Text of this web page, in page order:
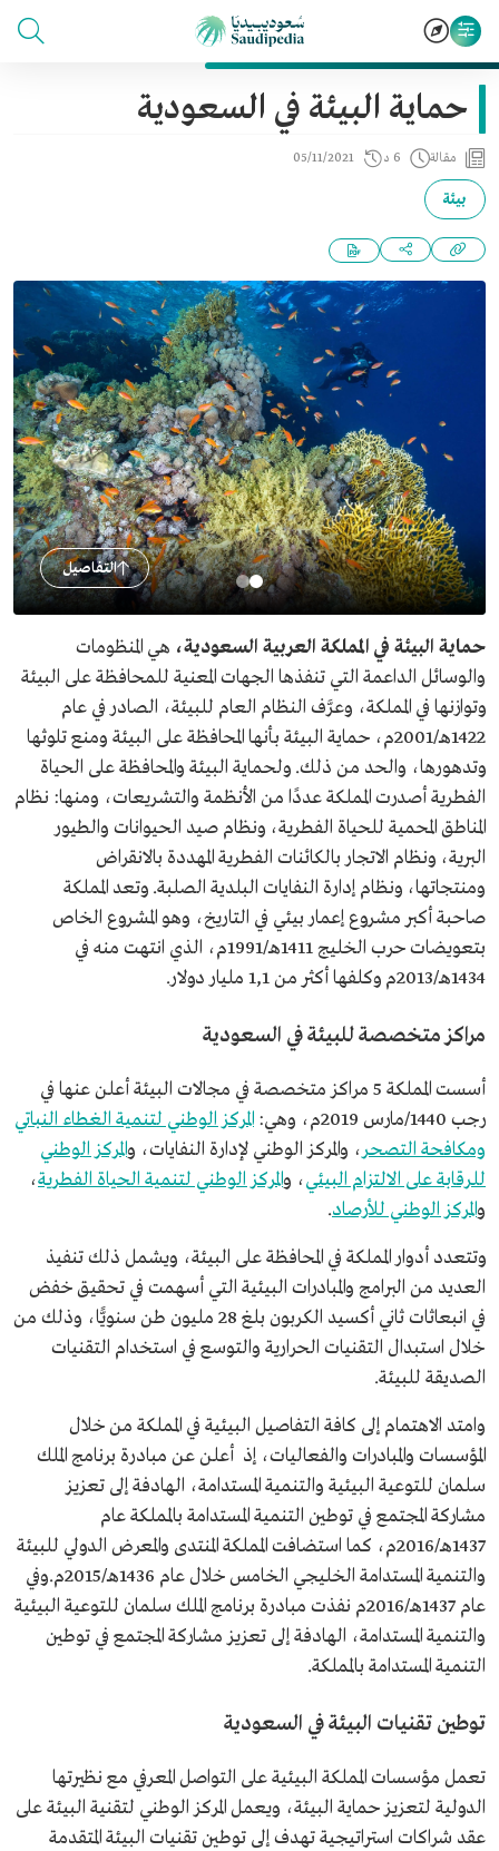
حماية البيئة في السعودية
مقالة 6 د 05/11/2021
بيئة
التفاصيل
حماية البيئة في المملكة العربية السعودية، هي المنظومات
والوسائل الداعمة التي تنفذها الجهات المعنية للمحافظة على البيئة
وتوازنها في المملكة، وعرَّف النظام العام للبيئة، الصادر في عام
1422هـ/2001م، حماية البيئة بأنها المحافظة على البيئة ومنع تلوثها
وتدهورها، والحد من ذلك. ولحماية البيئة والمحافظة على الحياة
الفطرية أصدرت المملكة عددًا من الأنظمة والتشريعات، ومنها: نظام
المناطق المحمية للحياة الفطرية، ونظام صيد الحيوانات والطيور
البرية، ونظام الاتجار بالكائنات الفطرية المهددة بالانقراض
ومنتجاتها، ونظام إدارة النفايات البلدية الصلبة. وتعد المملكة
صاحبة أكبر مشروع إعمار بيئي في التاريخ، وهو المشروع الخاص
بتعويضات حرب الخليج 1411هـ/1991م، الذي انتهت منه في
1434هـ/2013م وكلفها أكثر من 1,1 مليار دولار.
مراكز متخصصة للبيئة في السعودية
أسست المملكة 5 مراكز متخصصة في مجالات البيئة أعلن عنها في
رجب 1440/مارس 2019م، وهي:
المركز الوطني لتنمية الغطاء النباتي
ومكافحة التصحر، والمركز الوطني لإدارة النفايات، والمركز الوطني
للرقابة على الالتزام البيئي، والمركز الوطني لتنمية الحياة الفطرية،
والمركز الوطني للأرصاد.
وتتعدد أدوار المملكة في المحافظة على البيئة، ويشمل ذلك تنفيذ
العديد من البرامج والمبادرات البيئية التي أسهمت في تحقيق خفض
في انبعاثات ثاني أكسيد الكربون بلغ 28 مليون طن سنويًّا، وذلك من
خلال استبدال التقنيات الحرارية والتوسع في استخدام التقنيات
الصديقة للبيئة.
وامتد الاهتمام إلى كافة التفاصيل البيئية في المملكة من خلال
المؤسسات والمبادرات والفعاليات، إذ أعلن عن مبادرة برنامج الملك
سلمان للتوعية البيئية والتنمية المستدامة، الهادفة إلى تعزيز
مشاركة المجتمع في توطين التنمية المستدامة بالمملكة عام
1437هـ/2016م، كما استضافت المملكة المنتدى والمعرض الدولي للبيئة
والتنمية المستدامة الخليجي الخامس خلال عام 1436هـ/2015م.وفي
عام 1437هـ/2016م نفذت مبادرة برنامج الملك سلمان للتوعية البيئية
والتنمية المستدامة، الهادفة إلى تعزيز مشاركة المجتمع في توطين
التنمية المستدامة بالمملكة.
توطين تقنيات البيئة في السعودية
تعمل مؤسسات المملكة البيئية على التواصل المعرفي مع نظيرتها
الدولية لتعزيز حماية البيئة، ويعمل المركز الوطني لتقنية البيئة على
عقد شراكات استراتيجية تهدف إلى توطين تقنيات البيئة المتقدمة